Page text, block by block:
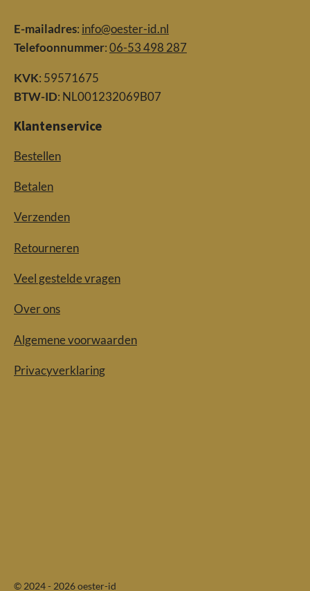
E-mailadres: info@oester-id.nl
Telefoonnummer:06-53 498 287
KVK: 59571675
BTW-ID: NL001232069B07
Klantenservice
Bestellen
Betalen
Verzenden
Retourneren
Veel gestelde vragen
Over ons
Algemene voorwaarden
Privacyverklaring
© 2024 - 2026 oester-id